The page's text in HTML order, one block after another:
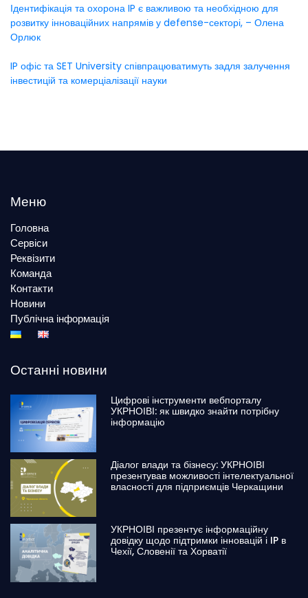
Ідентифікація та охорона IP є важливою та необхідною для
розвитку інноваційних напрямів у defense-секторі, – Олена
Орлюк
IP офіс та SET University співпрацюватимуть задля залучення
інвестицій та комерціалізації науки
Меню
Головна
Сервіси
Реквізити
Команда
Контакти
Новини
Публічна інформація
Останні новини
Цифрові інструменти вебпорталу
УКРНОІВІ: як швидко знайти потрібну
інформацію
Діалог влади та бізнесу: УКРНОІВІ
презентував можливості інтелектуальної
власності для підприємців Черкащини
УКРНОІВІ презентує інформаційну
довідку щодо підтримки інновацій і IP в
Чехії, Словенії та Хорватії